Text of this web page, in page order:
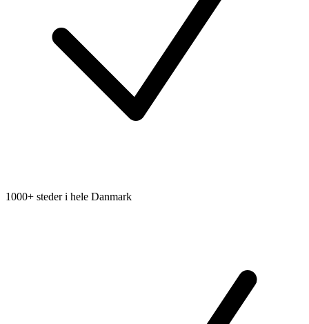
1000+ steder i hele Danmark